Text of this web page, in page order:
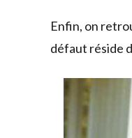
Enfin, on
défaut réside